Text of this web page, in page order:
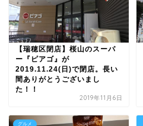
【瑞穂区閉店】桜山のスーパ
ー『ピアゴ』が
2019.11.24(日)で閉店。長い
間ありがとうございまし
た！！
2019年11月6日
グルメ